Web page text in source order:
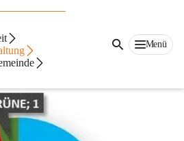
Menü